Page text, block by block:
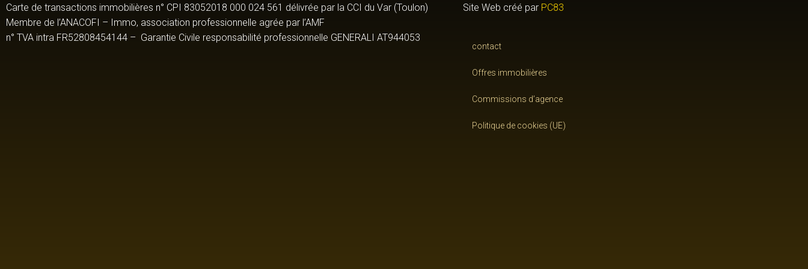
Carte de transactions immobilières n° CPI 83052018 000 024 561 délivrée par la CCI du Var (Toulon)
Membre de l’ANACOFI – Immo, association professionnelle agrée par l’AMF
n° TVA intra FR52808454144 – Garantie Civile responsabilité professionnelle GENERALI AT944053
Site Web créé par PC83
contact
Offres immobilières
Commissions d’agence
Politique de cookies (UE)